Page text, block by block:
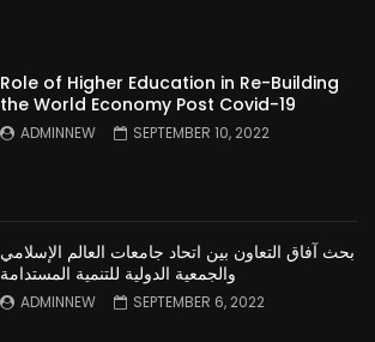
Role of Higher Education in Re-Building
the World Economy Post Covid-19
ADMINNEW SEPTEMBER 10, 2022
بحث آفاق التعاون بين اتحاد جامعات العالم الإسلامي
والجمعية الدولية للتنمية المستدامة
ADMINNEW SEPTEMBER 6, 2022